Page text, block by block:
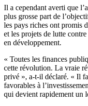
Il a cependant averti que
plus grosse part de
les pays riches ont promis
et les projets de lutte
en développement.
« Toutes les finances
cette révolution. La vraie
privé », a-t-il déclaré. « Il
favorables à
qui devient rapidement un